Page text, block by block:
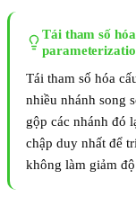
Tái tham số
Tái tham số hóa
nhiều nhánh song
gộp các nhánh đó
chập duy nhất để
không làm giảm